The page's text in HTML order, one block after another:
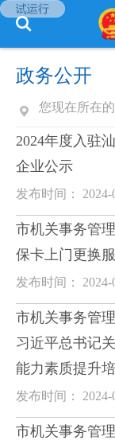
政务公开
您现在所在
2024年度入驻
企业公示
发布时间： 2024-
市机关事务管
保卡上门更换
发布时间： 2024-
市机关事务管
习近平总书记
能力素质提升
发布时间： 2024-
市机关事务管